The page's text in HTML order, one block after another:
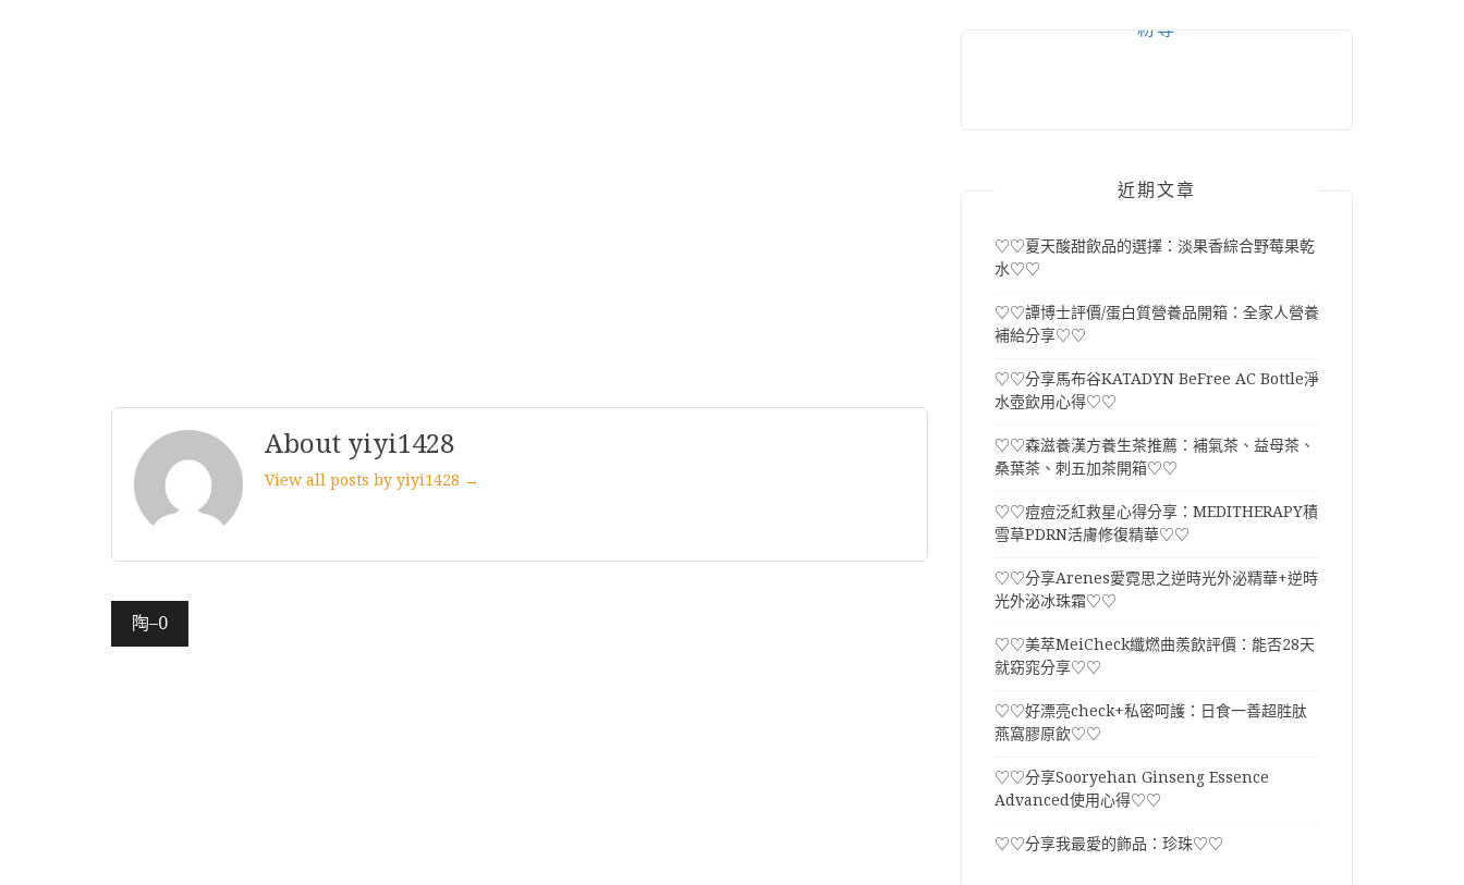
About yiyi1428
View all posts by yiyi1428 →
文
章
陶–0
粉專
近期文章
♡♡夏天酸甜飲品的選擇：淡果香綜合野莓果乾
水♡♡
♡♡譚博士評價/蛋白質營養品開箱：全家人營養
補給分享♡♡
♡♡分享馬布谷KATADYN BeFree AC Bottle淨
水壺飲用心得♡♡
♡♡森滋養漢方養生茶推薦：補氣茶、益母茶、
桑葉茶、刺五加茶開箱♡♡
♡♡痘痘泛紅救星心得分享：MEDITHERAPY積
雪草PDRN活膚修復精華♡♡
♡♡分享Arenes愛霓思之逆時光外泌精華+逆時
光外泌冰珠霜♡♡
♡♡美萃MeiCheck纖燃曲羨飲評價：能否28天
就窈窕分享♡♡
♡♡好漂亮check+私密呵護：日食一善超胜肽
燕窩膠原飲♡♡
♡♡分享Sooryehan Ginseng Essence
Advanced使用心得♡♡
♡♡分享我最愛的飾品：珍珠♡♡